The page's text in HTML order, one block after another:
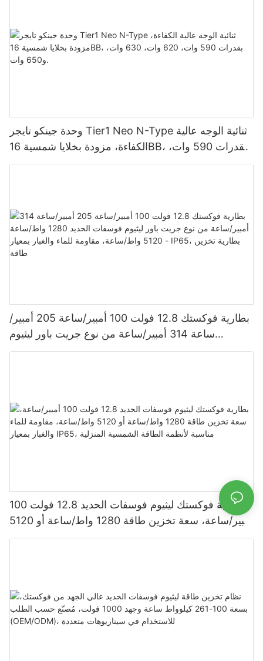
وحدة جينكو تايجر Tier1 Neo N-Type ثنائية الوجه عالية
الكفاءة، مزودة بخلايا شمسية 16BB، بقدرات 590 وات،
620 وات، 630 وات، و650 وات.
بطارية فوكستك 12.8 فولت 100 أمبير/ساعة 205 أمبير/
ساعة 314 أمبير/ساعة من نوع جريت باور ليثيوم
فوسفات الحديد 1280 واط/ساعة - 5120 واط/ساعة،
بطارية فوكستك ليثيوم فوسفات الحديد 12.8 فولت 100
أمبير/ساعة، سعة تخزين طاقة 1280 واط/ساعة أو 5120
واط/ساعة، مقاومة للماء والغبار بمعيار IP65، مناسبة